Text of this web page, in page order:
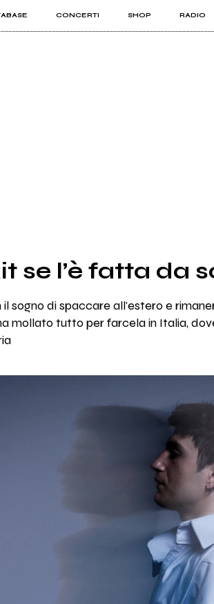
CONCERTI SHOP RADIO
PRO
se l’è fatta da
sogno di spaccare all'estero e
mollato tutto per farcela in Italia,